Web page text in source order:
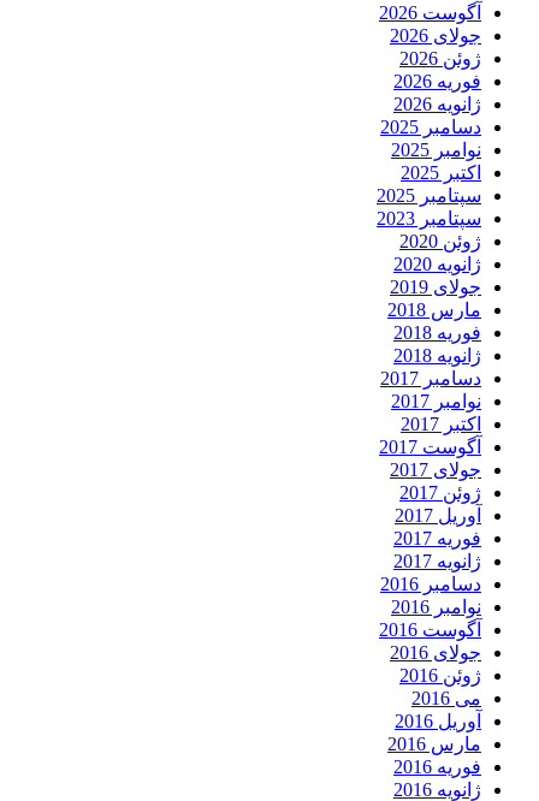
آگوست 2026
جولای 2026
ژوئن 2026
فوریه 2026
ژانویه 2026
دسامبر 2025
نوامبر 2025
اکتبر 2025
سپتامبر 2025
سپتامبر 2023
ژوئن 2020
ژانویه 2020
جولای 2019
مارس 2018
فوریه 2018
ژانویه 2018
دسامبر 2017
نوامبر 2017
اکتبر 2017
آگوست 2017
جولای 2017
ژوئن 2017
آوریل 2017
فوریه 2017
ژانویه 2017
دسامبر 2016
نوامبر 2016
آگوست 2016
جولای 2016
ژوئن 2016
می 2016
آوریل 2016
مارس 2016
فوریه 2016
ژانویه 2016